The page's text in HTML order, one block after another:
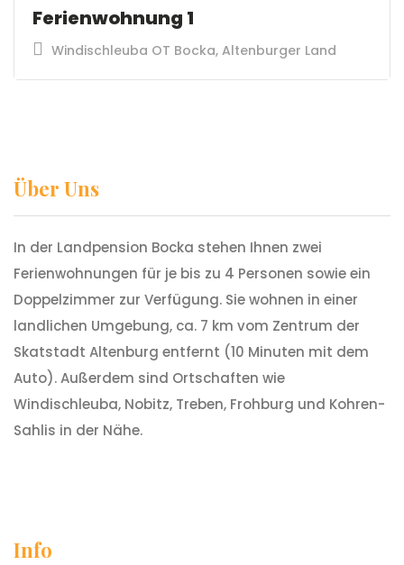
Ferienwohnung 1
Windischleuba OT Bocka, Altenburger Land
Über Uns
In der Landpension Bocka stehen Ihnen zwei
Ferienwohnungen für je bis zu 4 Personen sowie ein
Doppelzimmer zur Verfügung. Sie wohnen in einer
landlichen Umgebung, ca. 7 km vom Zentrum der
Skatstadt Altenburg entfernt (10 Minuten mit dem
Auto). Außerdem sind Ortschaften wie
Windischleuba, Nobitz, Treben, Frohburg und Kohren-
Sahlis in der Nähe.
Info